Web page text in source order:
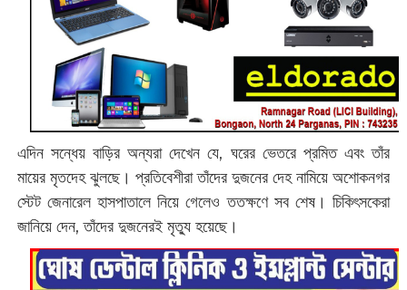
এদিন সন্ধেয় বাড়ির অন্যরা দেখেন যে, ঘরের ভেতরে প্রমিত এবং তাঁর
মায়ের মৃতদেহ ঝুলছে। প্রতিবেশীরা তাঁদের দুজনের দেহ নামিয়ে অশোকনগর
স্টেট জেনারেল হাসপাতালে নিয়ে গেলেও ততক্ষণে সব শেষ। চিকিৎসকেরা
জানিয়ে দেন, তাঁদের দুজনেরই মৃত্যু হয়েছে।